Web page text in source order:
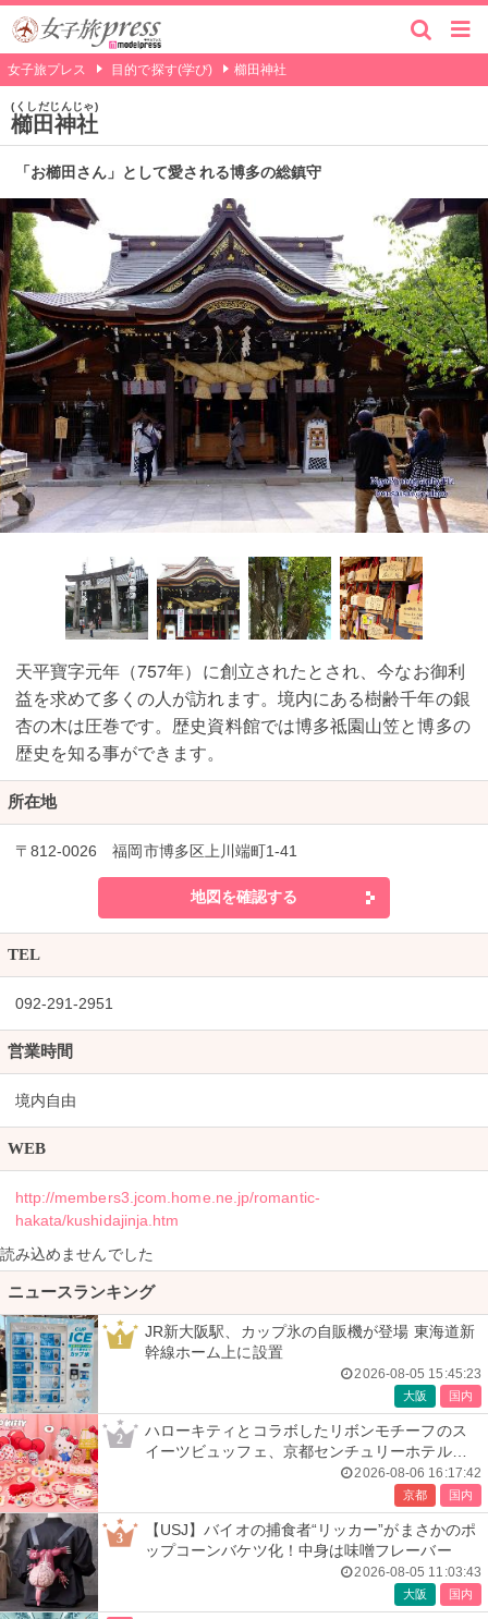
女子旅プレス 目的で探す(学び) 櫛田神社
櫛田神社
くしだじんじゃ
「お櫛田さん」として愛される博多の総鎮守
天平寶字元年（757年）に創立されたとされ、今なお御利
益を求めて多くの人が訪れます。境内にある樹齢千年の銀
杏の木は圧巻です。歴史資料館では博多祗園山笠と博多の
歴史を知る事ができます。
所在地
〒812-0026 福岡市博多区上川端町1-41
地図を確認する
TEL
092-291-2951
営業時間
境内自由
WEB
http://members3.jcom.home.ne.jp/romantic-
hakata/kushidajinja.htm
読み込めませんでした
ニュースランキング
1
JR新大阪駅、カップ氷の自販機が登場 東海道新
幹線ホーム上に設置
2026-08-05 15:45:23
大阪 国内
2
ハローキティとコラボしたリボンモチーフのス
イーツビュッフェ、京都センチュリーホテルで
2026-08-06 16:17:42
京都 国内
3
【USJ】バイオの捕食者“リッカー”がまさかのポ
ップコーンバケツ化！中身は味噌フレーバー
2026-08-05 11:03:43
大阪 国内